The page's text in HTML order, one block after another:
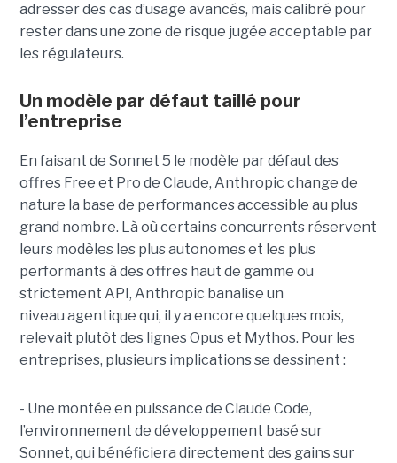
adresser des cas d’usage avancés, mais calibré pour
rester dans une zone de risque jugée acceptable par
les régulateurs.
Un modèle par défaut taillé pour
l’entreprise
En faisant de Sonnet 5 le modèle par défaut des
offres Free et Pro de Claude, Anthropic change de
nature la base de performances accessible au plus
grand nombre. Là où certains concurrents réservent
leurs modèles les plus autonomes et les plus
performants à des offres haut de gamme ou
strictement API, Anthropic banalise un
niveau agentique qui, il y a encore quelques mois,
relevait plutôt des lignes Opus et Mythos. Pour les
entreprises, plusieurs implications se dessinent :
- Une montée en puissance de Claude Code,
l’environnement de développement basé sur
Sonnet, qui bénéficiera directement des gains sur